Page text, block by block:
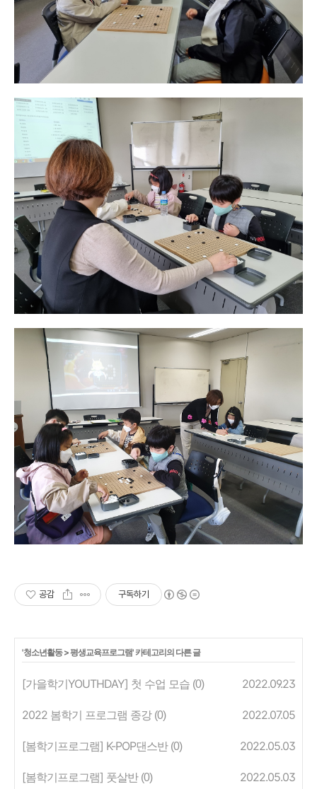
공감 구독하기
'청소년활동>평생교육프로그램' 카테고리의 다른 글
[가을학기YOUTHDAY] 첫 수업 모습 (0) 2022.09.23
2022 봄학기 프로그램 종강 (0) 2022.07.05
[봄학기프로그램] K-POP댄스반 (0) 2022.05.03
[봄학기프로그램] 풋살반 (0)
2022.05.03